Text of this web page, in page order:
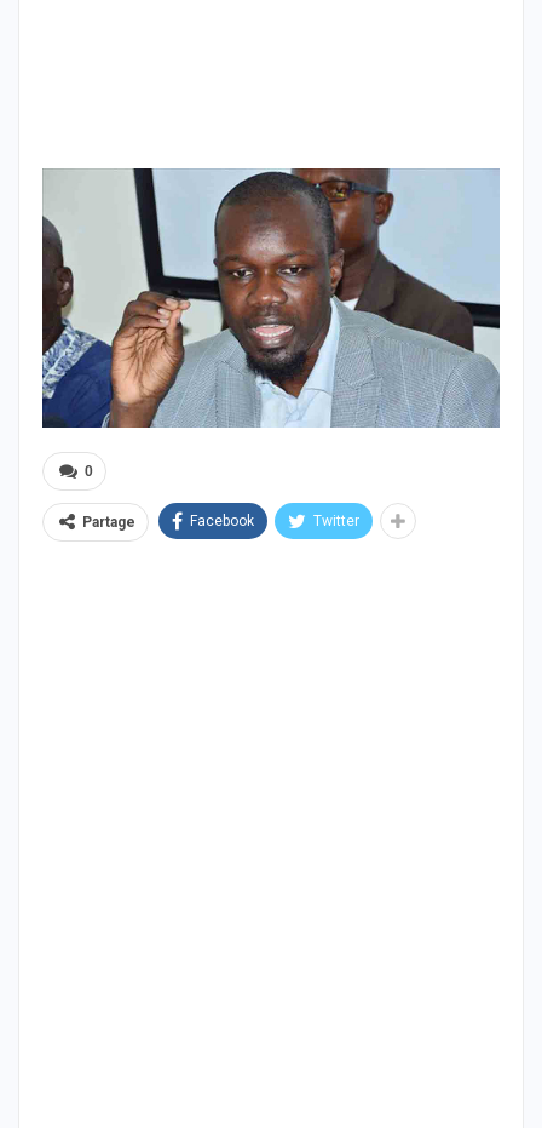
0
Partage Facebook Twitter